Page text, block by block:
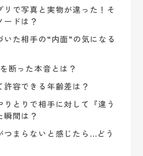
リで写真と実物が違った！そ
ードは？
いた相手の“内面”の気になる
断った本音とは？
許容できる年齢差は？
りとりで相手に対して『違う
瞬間は？
つまらないと感じたら…どう